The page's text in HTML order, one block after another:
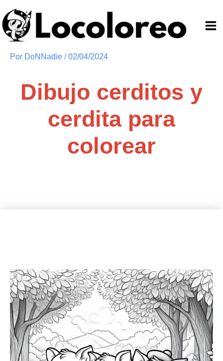
al
contenido
Por DoNNadie /02/04/2024
Dibujo cerditos y
cerdita para
colorear